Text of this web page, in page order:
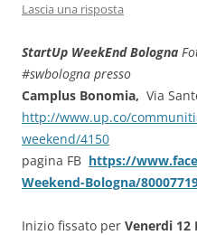
Lascia una risposta
StartUp WeekEnd Bologna
#swbologna presso
Camplus Bonomia, Via
http://www.up.co/
weekend/4150
pagina FB https://
Weekend-Bologna/
Inizio fissato per Venerdi 12